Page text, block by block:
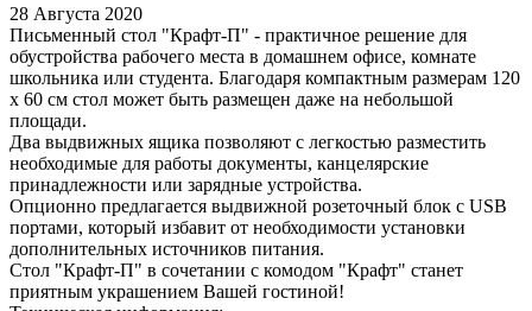
28 Августа 2020
Письменный стол "Крафт-П" - практичное решение для
обустройства рабочего места в домашнем офисе, комнате
школьника или студента. Благодаря компактным размерам 120
х 60 см стол может быть размещен даже на небольшой
площади.
Два выдвижных ящика позволяют с легкостью разместить
необходимые для работы документы, канцелярские
принадлежности или зарядные устройства.
Опционно предлагается выдвижной розеточный блок с USB
портами, который избавит от необходимости установки
дополнительных источников питания.
Стол "Крафт-П" в сочетании с комодом "Крафт" станет
приятным украшением Вашей гостиной!